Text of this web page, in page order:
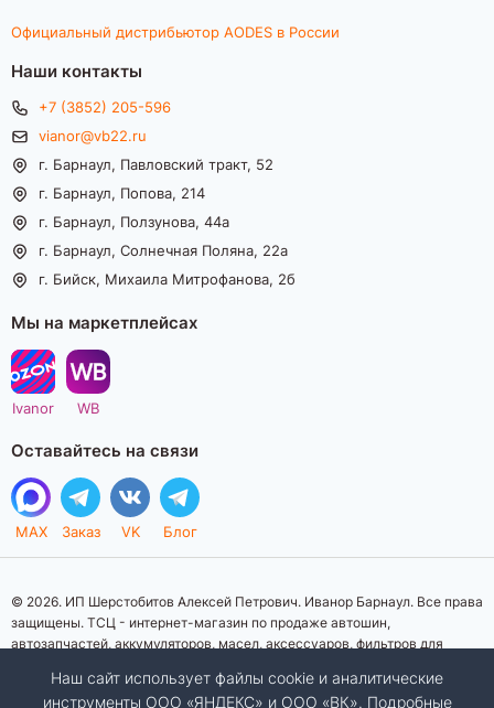
Официальный дистрибьютор AODES в России
Наши контакты
+7 (3852) 205-596
vianor@vb22.ru
г. Барнаул, Павловский тракт, 52
г. Барнаул, Попова, 214
г. Барнаул, Ползунова, 44а
г. Барнаул, Солнечная Поляна, 22а
г. Бийск, Михаила Митрофанова, 2б
Мы на маркетплейсах
Ivanor WB
Оставайтесь на связи
MAX Заказ VK Блог
© 2026. ИП Шерстобитов Алексей Петрович. Иванор Барнаул. Все права
защищены. ТСЦ - интернет-магазин по продаже автошин,
автозапчастей, аккумуляторов, масел, аксессуаров, фильтров для
информационный характер. Представленная информация о товарах, их
Наш сайт использует файлы cookie и аналитические
инструменты ООО «ЯНДЕКС» и ООО «ВК». Подробные